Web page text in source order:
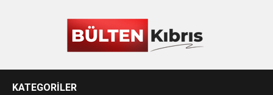
KATEGORİLER